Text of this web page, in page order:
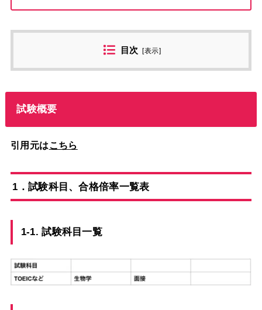
目次 [表示]
試験概要
引用元はこちら
1．試験科目、合格倍率一覧表
1-1. 試験科目一覧